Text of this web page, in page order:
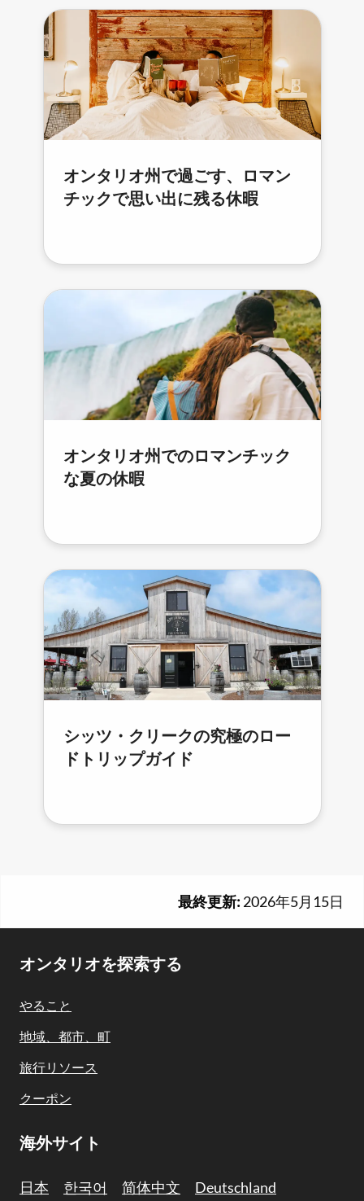
オンタリオ州で過ごす、ロマン
チックで思い出に残る休暇
オンタリオ州でのロマンチック
な夏の休暇
シッツ・クリークの究極のロー
ドトリップガイド
最終更新: 2026年5月15日
Footer
Navigation
オンタリオを探索する
やること
地域、都市、町
旅行リソース
クーポン
海外サイト
日本 한국어 简体中文 Deutschland